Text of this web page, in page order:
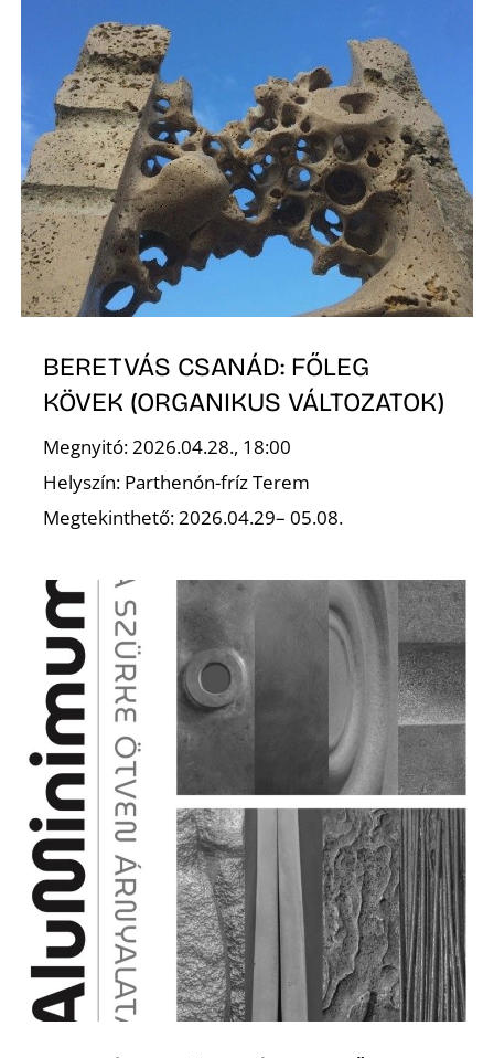
BERETVÁS CSANÁD: FŐLEG
KÖVEK (ORGANIKUS VÁLTOZATOK)
Megnyitó: 2026.04.28., 18:00
Helyszín: Parthenón-fríz Terem
Megtekinthető: 2026.04.29– 05.08.